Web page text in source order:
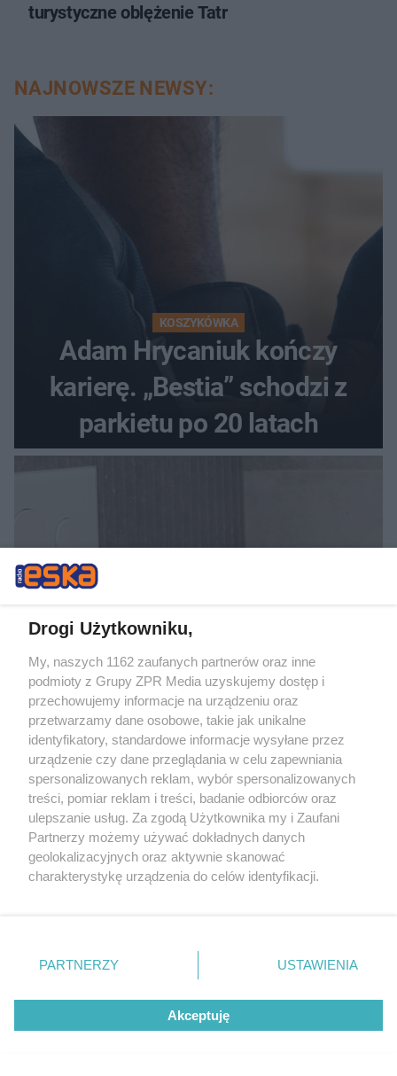
turystyczne oblężenie Tatr
NAJNOWSZE NEWSY:
KOSZYKÓWKA
Adam Hrycaniuk kończy
karierę. „Bestia” schodzi z
parkietu po 20 latach
DOMOWE PORZĄDKI
Hiszpański sposób na czystą
toaletę. Rozpuszcza kamień i
osady przez noc
RZADKIE IMIONA
To imię brzmi jak nazwa
Drogi Użytkowniku,
My, naszych 1162 zaufanych partnerów oraz inne
podmioty z Grupy ZPR Media uzyskujemy dostęp i
przechowujemy informacje na urządzeniu oraz
przetwarzamy dane osobowe, takie jak unikalne
identyfikatory, standardowe informacje wysyłane przez
urządzenie czy dane przeglądania w celu zapewniania
spersonalizowanych reklam, wybór spersonalizowanych
treści, pomiar reklam i treści, badanie odbiorców oraz
ulepszanie usług. Za zgodą Użytkownika my i Zaufani
Partnerzy możemy używać dokładnych danych
geolokalizacyjnych oraz aktywnie skanować
charakterystykę urządzenia do celów identyfikacji.
zmienić/wycofać klikając przycisk ustawień prywatności
znajdujący się w lewym dolnym rogu strony
rodzaje przetwarzania danych nie wymagają zgody
użytkownika, ale masz prawo sprzeciwić się takiemu
przetwarzaniu. Preferencje będą miały zastosowanie tylko
PARTNERZY USTAWIENIA
Akceptuję